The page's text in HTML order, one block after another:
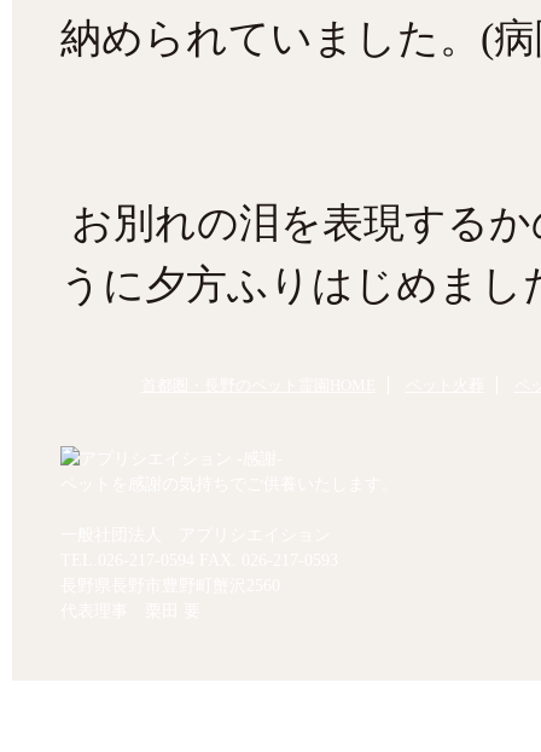
納められていました。(
お別れの泪を表現する
うに夕方ふりはじめまし